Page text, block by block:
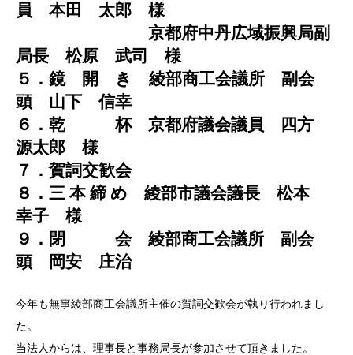
員 本田 太郎 様
京都府中丹広域振興局副
局長 松原 武司 様
５．鏡 開 き 綾部商工会議所 副会
頭 山下 信幸
６．乾 杯 京都府議会議員 四方
源太郎 様
７．賀詞交歓会
８．三 本 締 め 綾部市議会議長 松本
幸子 様
９．閉 会 綾部商工会議所 副会
頭 岡安 庄治
今年も無事綾部商工会議所主催の賀詞交歓会が執り行われまし
た。
当法人からは、理事長と事務局長が参加させて頂きました。